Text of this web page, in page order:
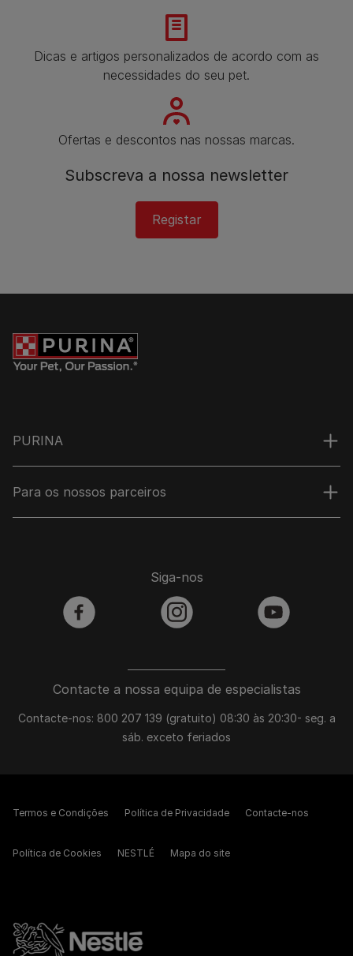
Dicas e artigos personalizados de acordo com as
necessidades do seu pet.
Ofertas e descontos nas nossas marcas.
Subscreva a nossa newsletter​
Registar
PURINA
Para os nossos parceiros
Contacte a nossa equipa de especialistas
Contacte-nos: 800 207 139 (gratuito) 08:30 às 20:30- seg. a
sáb. exceto feriados
Siga-nos
facebook instagram youtube
Termos e Condições Política de Privacidade Contacte-nos
Política de Cookies NESTLÉ Mapa do site